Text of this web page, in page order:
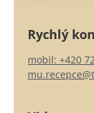
Rychlý
mobil: +420